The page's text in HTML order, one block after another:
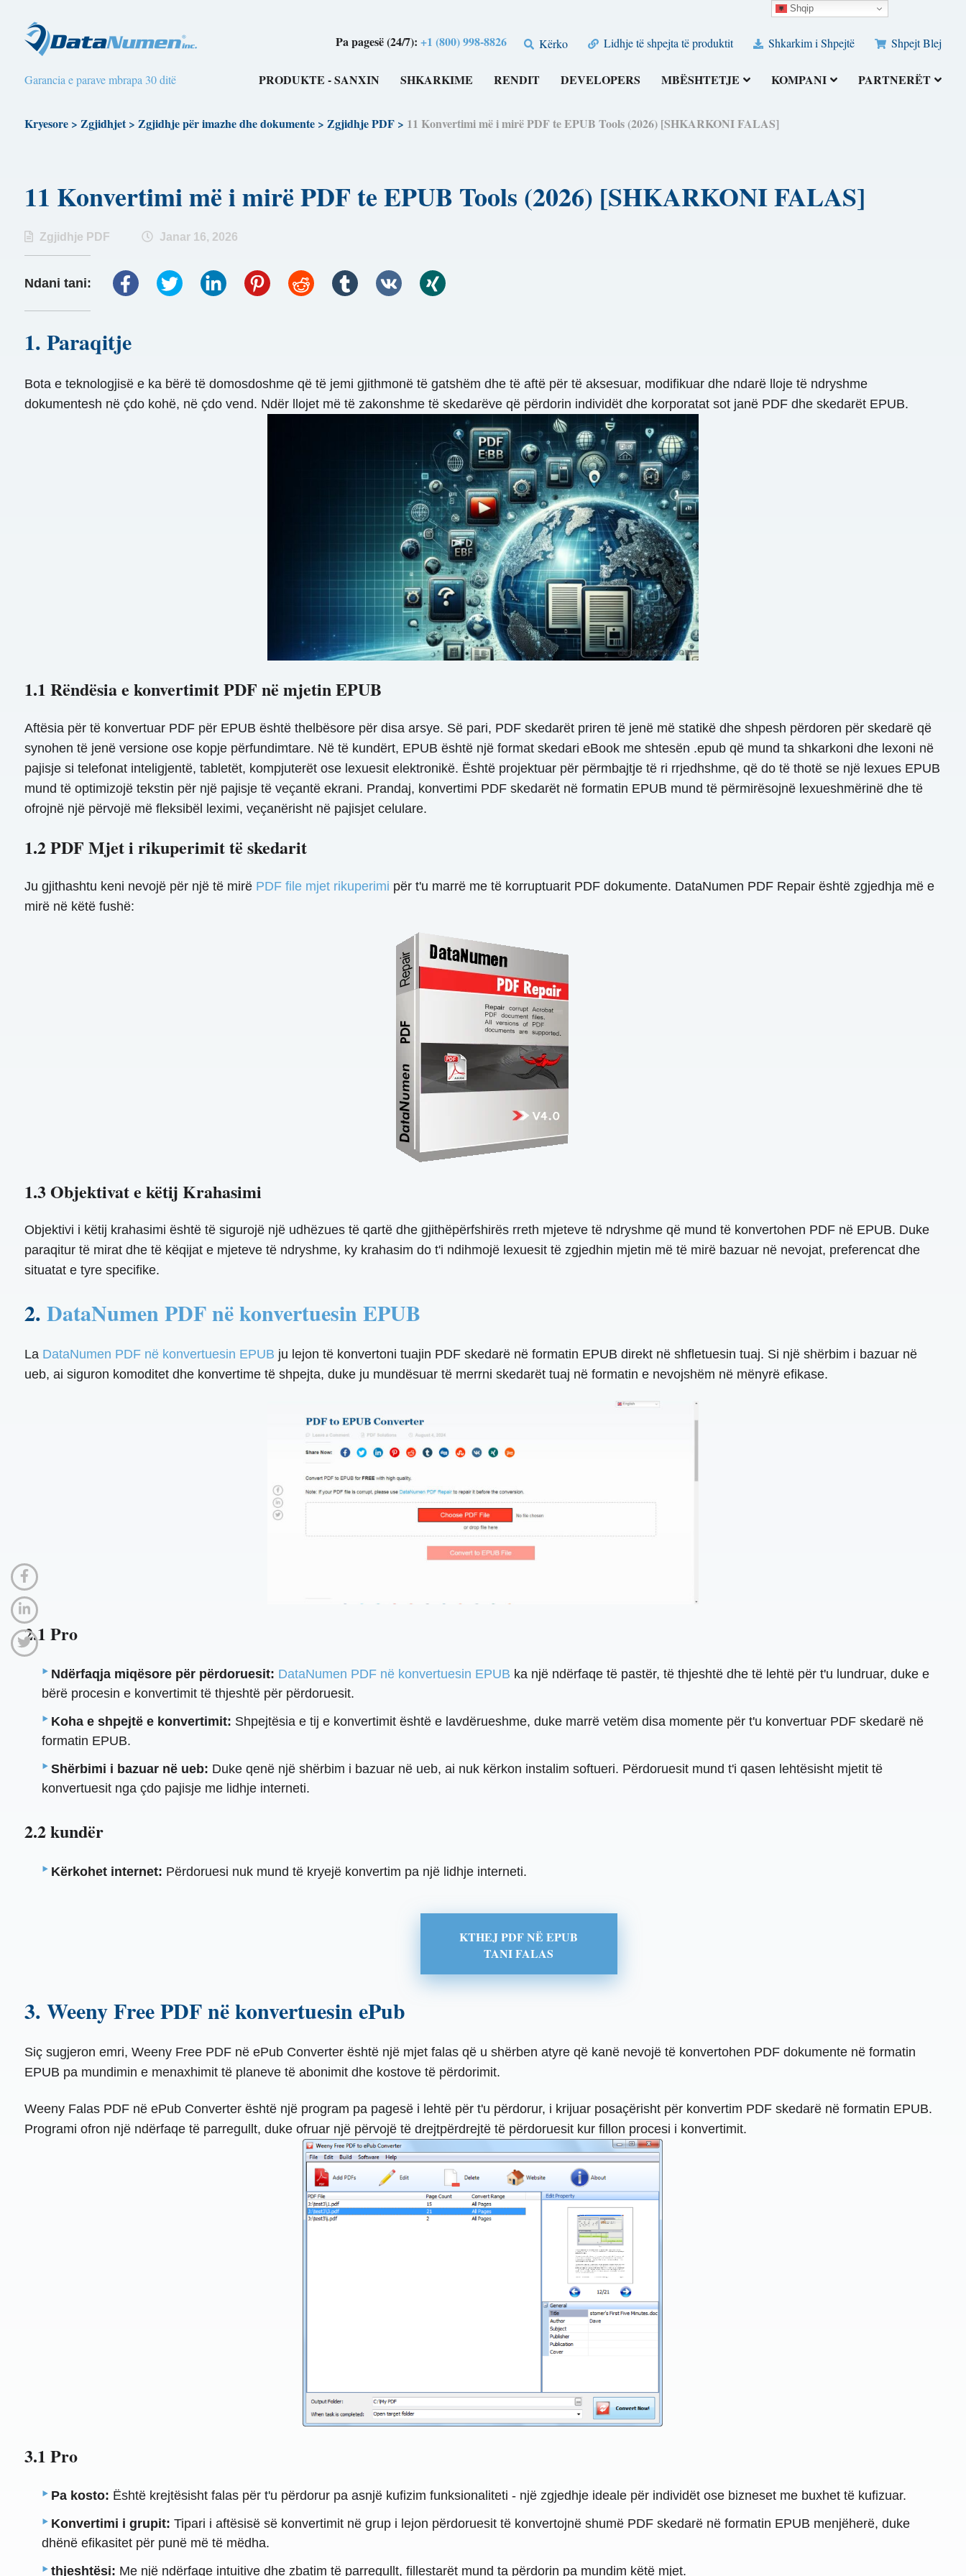
Pa pagesë (24/7):+1 (800) 998-8826 Kërko Lidhje të shpejta të produktit Shkarkim i Shpejtë Shpejt Blej
Garancia e parave mbrapa 30 ditë PRODUKTE - SANXIN SHKARKIME RENDIT DEVELOPERS MBËSHTETJE KOMPANI PARTNERËT
Kryesore> Zgjidhjet> Zgjidhje për imazhe dhe dokumente> Zgjidhje PDF> 11 Konvertimi më i mirë PDF te EPUB Tools (2026) [SHKARKONI FALAS]
11 Konvertimi më i mirë PDF te EPUB Tools (2026) [SHKARKONI FALAS]
Zgjidhje PDF Janar 16, 2026
Ndani tani:
1. Paraqitje
Bota e teknologjisë e ka bërë të domosdoshme që të jemi gjithmonë të gatshëm dhe të aftë për të aksesuar, modifikuar dhe ndarë lloje të ndryshme
dokumentesh në çdo kohë, në çdo vend. Ndër llojet më të zakonshme të skedarëve që përdorin individët dhe korporatat sot janë PDF dhe skedarët EPUB.
1.1 Rëndësia e konvertimit PDF në mjetin EPUB
Aftësia për të konvertuar PDF për EPUB është thelbësore për disa arsye. Së pari, PDF skedarët priren të jenë më statikë dhe shpesh përdoren për skedarë që
synohen të jenë versione ose kopje përfundimtare. Në të kundërt, EPUB është një format skedari eBook me shtesën .epub që mund ta shkarkoni dhe lexoni në
pajisje si telefonat inteligjentë, tabletët, kompjuterët ose lexuesit elektronikë. Është projektuar për përmbajtje të ri rrjedhshme, që do të thotë se një lexues EPUB
mund të optimizojë tekstin për një pajisje të veçantë ekrani. Prandaj, konvertimi PDF skedarët në formatin EPUB mund të përmirësojnë lexueshmërinë dhe të
ofrojnë një përvojë më fleksibël leximi, veçanërisht në pajisjet celulare.
1.2 PDF Mjet i rikuperimit të skedarit
Ju gjithashtu keni nevojë për një të mirë PDF file mjet rikuperimi për t'u marrë me të korruptuarit PDF dokumente. DataNumen PDF Repair është zgjedhja më e
mirë në këtë fushë:
1.3 Objektivat e këtij Krahasimi
Objektivi i këtij krahasimi është të sigurojë një udhëzues të qartë dhe gjithëpërfshirës rreth mjeteve të ndryshme që mund të konvertohen PDF në EPUB. Duke
paraqitur të mirat dhe të këqijat e mjeteve të ndryshme, ky krahasim do t'i ndihmojë lexuesit të zgjedhin mjetin më të mirë bazuar në nevojat, preferencat dhe
situatat e tyre specifike.
2. DataNumen PDF në konvertuesin EPUB
La DataNumen PDF në konvertuesin EPUB ju lejon të konvertoni tuajin PDF skedarë në formatin EPUB direkt në shfletuesin tuaj. Si një shërbim i bazuar në
ueb, ai siguron komoditet dhe konvertime të shpejta, duke ju mundësuar të merrni skedarët tuaj në formatin e nevojshëm në mënyrë efikase.
2.1 Pro
Ndërfaqja miqësore për përdoruesit: DataNumen PDF në konvertuesin EPUB ka një ndërfaqe të pastër, të thjeshtë dhe të lehtë për t'u lundruar, duke e
bërë procesin e konvertimit të thjeshtë për përdoruesit.
Koha e shpejtë e konvertimit: Shpejtësia e tij e konvertimit është e lavdërueshme, duke marrë vetëm disa momente për t'u konvertuar PDF skedarë në
formatin EPUB.
Shërbimi i bazuar në ueb: Duke qenë një shërbim i bazuar në ueb, ai nuk kërkon instalim softueri. Përdoruesit mund t'i qasen lehtësisht mjetit të
konvertuesit nga çdo pajisje me lidhje interneti.
2.2 kundër
Kërkohet internet: Përdoruesi nuk mund të kryejë konvertim pa një lidhje interneti.
KTHEJ PDF NË EPUB
TANI FALAS
3. Weeny Free PDF në konvertuesin ePub
Siç sugjeron emri, Weeny Free PDF në ePub Converter është një mjet falas që u shërben atyre që kanë nevojë të konvertohen PDF dokumente në formatin
EPUB pa mundimin e menaxhimit të planeve të abonimit dhe kostove të përdorimit.
Weeny Falas PDF në ePub Converter është një program pa pagesë i lehtë për t'u përdorur, i krijuar posaçërisht për konvertim PDF skedarë në formatin EPUB.
Programi ofron një ndërfaqe të parregullt, duke ofruar një përvojë të drejtpërdrejtë të përdoruesit kur fillon procesi i konvertimit.
3.1 Pro
Pa kosto: Është krejtësisht falas për t'u përdorur pa asnjë kufizim funksionaliteti - një zgjedhje ideale për individët ose bizneset me buxhet të kufizuar.
Konvertimi i grupit: Tipari i aftësisë së konvertimit në grup i lejon përdoruesit të konvertojnë shumë PDF skedarë në formatin EPUB menjëherë, duke
dhënë efikasitet për punë më të mëdha.
thjeshtësi: Me një ndërfaqe intuitive dhe zbatim të parregullt, fillestarët mund ta përdorin pa mundim këtë mjet.
Shqip